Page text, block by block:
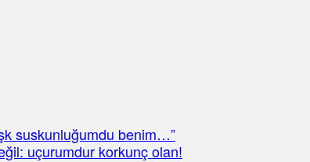
suskunluğumdu benim…”
uçurumdur korkunç olan!